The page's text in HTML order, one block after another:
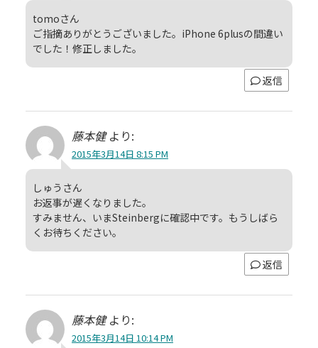
tomoさん
ご指摘ありがとうございました。iPhone 6plusの間違い
でした！修正しました。
返信
藤本健 より:
2015年3月14日 8:15 PM
しゅうさん
お返事が遅くなりました。
すみません、いまSteinbergに確認中です。もうしばら
くお待ちください。
返信
藤本健 より:
2015年3月14日 10:14 PM